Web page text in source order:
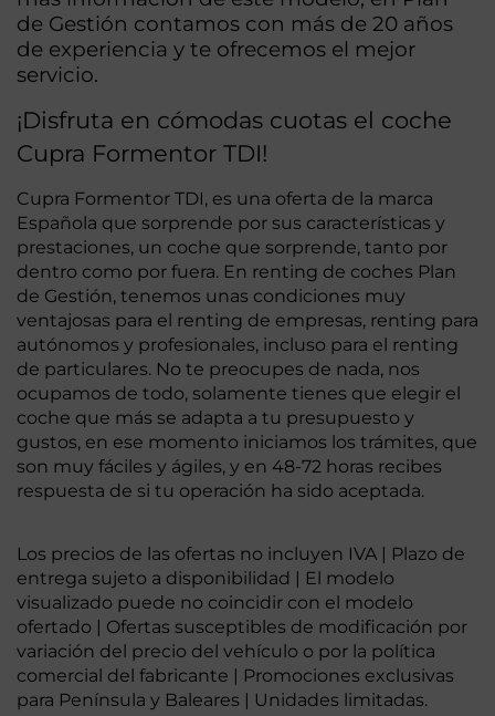
de Gestión contamos con más de 20 años
de experiencia y te ofrecemos el mejor
servicio.
¡Disfruta en cómodas cuotas el coche
Cupra Formentor TDI!
Cupra Formentor TDI, es una oferta de la marca
Española que sorprende por sus características y
prestaciones, un coche que sorprende, tanto por
dentro como por fuera. En renting de coches Plan
de Gestión, tenemos unas condiciones muy
ventajosas para el renting de empresas, renting para
autónomos y profesionales, incluso para el renting
de particulares. No te preocupes de nada, nos
ocupamos de todo, solamente tienes que elegir el
coche que más se adapta a tu presupuesto y
gustos, en ese momento iniciamos los trámites, que
son muy fáciles y ágiles, y en 48-72 horas recibes
respuesta de si tu operación ha sido aceptada.
Los precios de las ofertas no incluyen IVA | Plazo de
entrega sujeto a disponibilidad | El modelo
visualizado puede no coincidir con el modelo
ofertado | Ofertas susceptibles de modificación por
variación del precio del vehículo o por la política
comercial del fabricante | Promociones exclusivas
para Península y Baleares | Unidades limitadas.